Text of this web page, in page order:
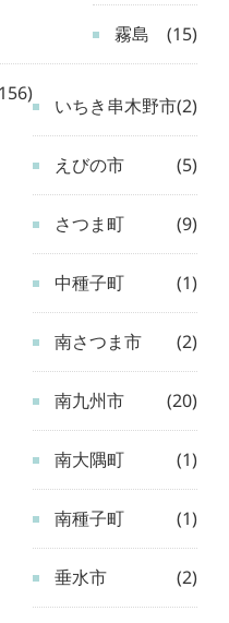
霧島 (15)
いちき串木野市(2)
えびの市 (5)
さつま町 (9)
中種子町 (1)
南さつま市 (2)
南九州市 (20)
南大隅町 (1)
南種子町 (1)
垂水市 (2)